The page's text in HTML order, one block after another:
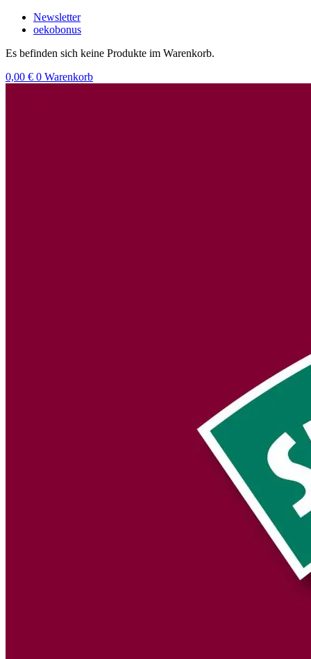
Zum
Inhalt
Newsletter
oekobonus
Es befinden sich keine Produkte im Warenkorb.
0,00 € 0 Warenkorb